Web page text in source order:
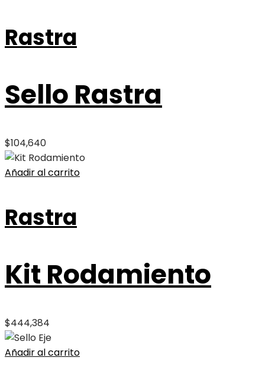
Rastra
Sello Rastra
$104,640
Añadir al carrito
Rastra
Kit Rodamiento
$444,384
Añadir al carrito